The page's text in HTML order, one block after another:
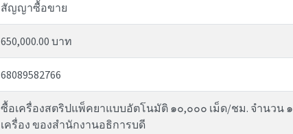
สัญญาซื้อขาย
650,000.00 บาท
68089582766
ซื้อเครื่องสตริปแพ็คยาแบบอัตโนมัติ ๑๐,๐๐๐ เม็ด/ชม. จำนวน ๑
เครื่อง ของสำนักงานอธิการบดี